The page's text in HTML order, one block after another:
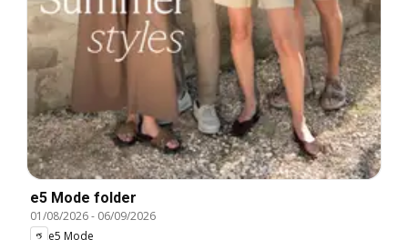
e5 Mode folder
01/08/2026- 06/09/2026
e5 Mode